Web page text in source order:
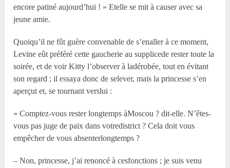
encore patiné aujourd’hui ! » Etelle se mit à causer avec sa
jeune amie.
Quoiqu’il ne fût guère convenable de s’enaller à ce moment,
Levine eût préféré cette gaucherie au supplicede rester toute la
soirée, et de voir Kitty l’observer à ladérobée, tout en évitant
son regard ; il essaya donc de selever, mais la princesse s’en
aperçut et, se tournant verslui :
« Comptez-vous rester longtemps àMoscou ? dit-elle. N’êtes-
vous pas juge de paix dans votredistrict ? Cela doit vous
empêcher de vous absenterlongtemps ?
– Non, princesse, j’ai renoncé à cesfonctions ; je suis venu